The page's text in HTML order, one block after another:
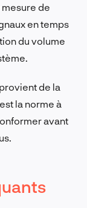
de
en temps
du volume
de la
la norme à
avant